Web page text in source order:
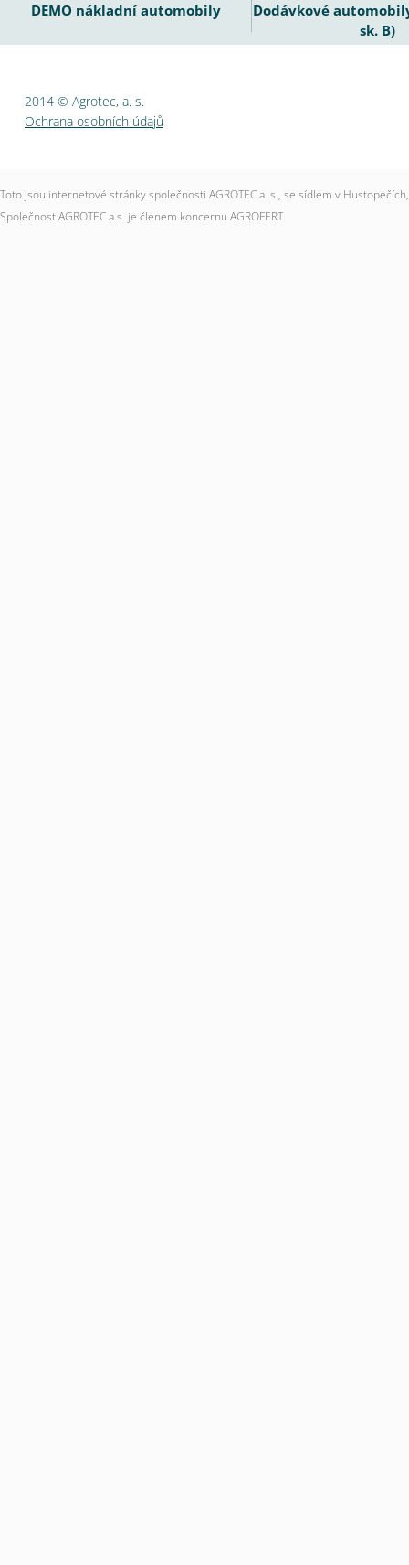
DEMO nákladní automobily
Dodávkové
sk. B)
2014 © Agrotec, a. s.
Ochrana osobních údajů
Toto jsou internetové stránky společnosti AGROTEC a. s., se sídlem v
Společnost AGROTEC a.s. je členem koncernu AGROFERT.